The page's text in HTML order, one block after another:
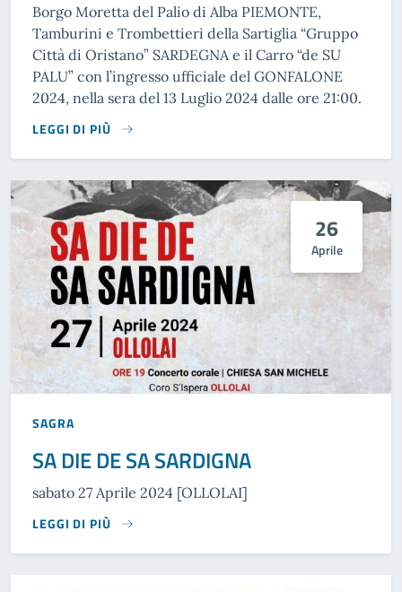
Borgo Moretta del Palio di Alba PIEMONTE,
Tamburini e Trombettieri della Sartiglia “Gruppo
Città di Oristano” SARDEGNA e il Carro “de SU
PALU” con l’ingresso ufficiale del GONFALONE
2024, nella sera del 13 Luglio 2024 dalle ore 21:00.
LEGGI DI PIÙ
26
Aprile
SAGRA
SA DIE DE SA SARDIGNA
sabato 27 Aprile 2024 [OLLOLAI]
LEGGI DI PIÙ